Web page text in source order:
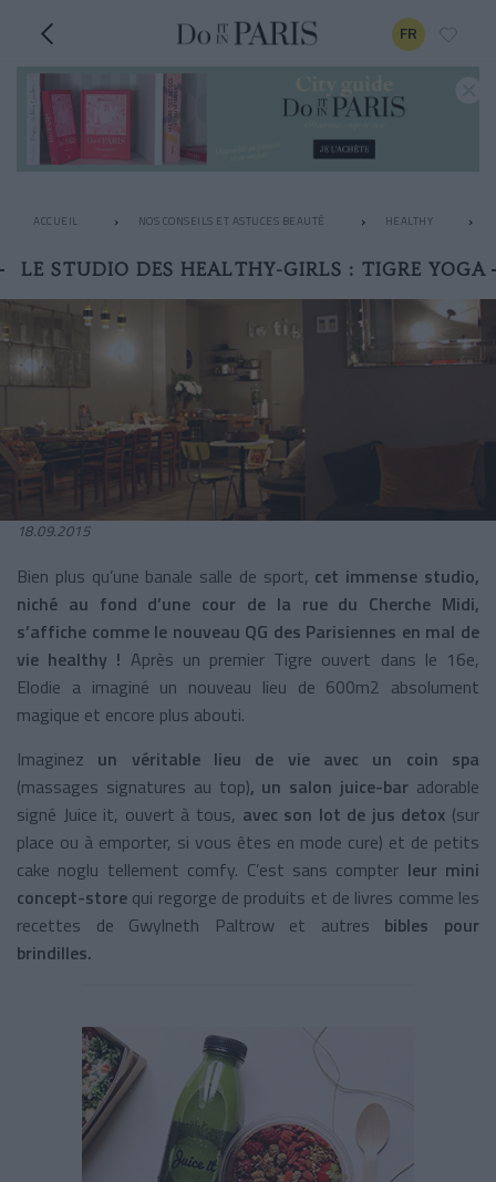
FR
ACCUEIL NOS CONSEILS ET ASTUCES BEAUTÉ HEALTHY
LE STUDIO DES HEALTHY-GIRLS : TIGRE YOGA
18.09.2015
Bien plus qu’une banale salle de sport, cet immense studio,
niché au fond d’une cour de la rue du Cherche Midi,
s’affiche comme le nouveau QG des Parisiennes en mal de
vie healthy ! Après un premier Tigre ouvert dans le 16e,
Elodie a imaginé un nouveau lieu de 600m2 absolument
magique et encore plus abouti.
Imaginez un véritable lieu de vie avec un coin spa
(massages signatures au top), un salon juice-bar adorable
signé Juice it, ouvert à tous, avec son lot de jus detox (sur
place ou à emporter, si vous êtes en mode cure) et de petits
cake noglu tellement comfy. C’est sans compter leur mini
concept-store qui regorge de produits et de livres comme les
recettes de Gwylneth Paltrow et autres bibles pour
brindilles.